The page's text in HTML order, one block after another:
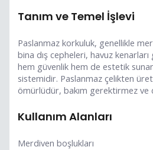
Tanım ve Temel İşlevi
Paslanmaz korkuluk, genellikle
bina dış cepheleri, havuz
hem güvenlik hem de estetik
sistemidir. Paslanmaz çelikten
ömürlüdür, bakım gerektirmez ve
Kullanım Alanları
Merdiven boşlukları